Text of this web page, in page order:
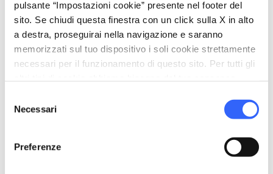
pulsante “Impostazioni cookie” presente nel footer del
sito. Se chiudi questa finestra con un click sulla X in alto
a destra, proseguirai nella navigazione e saranno
memorizzati sul tuo dispositivo i soli cookie strettamente
necessari per il funzionamento di questo sito. Per tutti gli
delNecessari
Preferenze